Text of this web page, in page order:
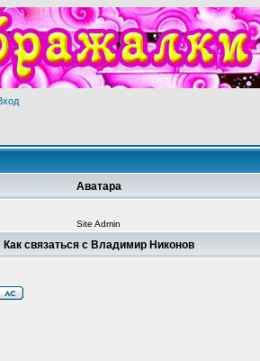
Аватара
Site Admin
Как связаться с Владимир Никонов